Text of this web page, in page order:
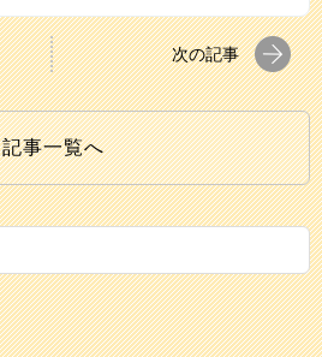
次の記事
記事一覧へ